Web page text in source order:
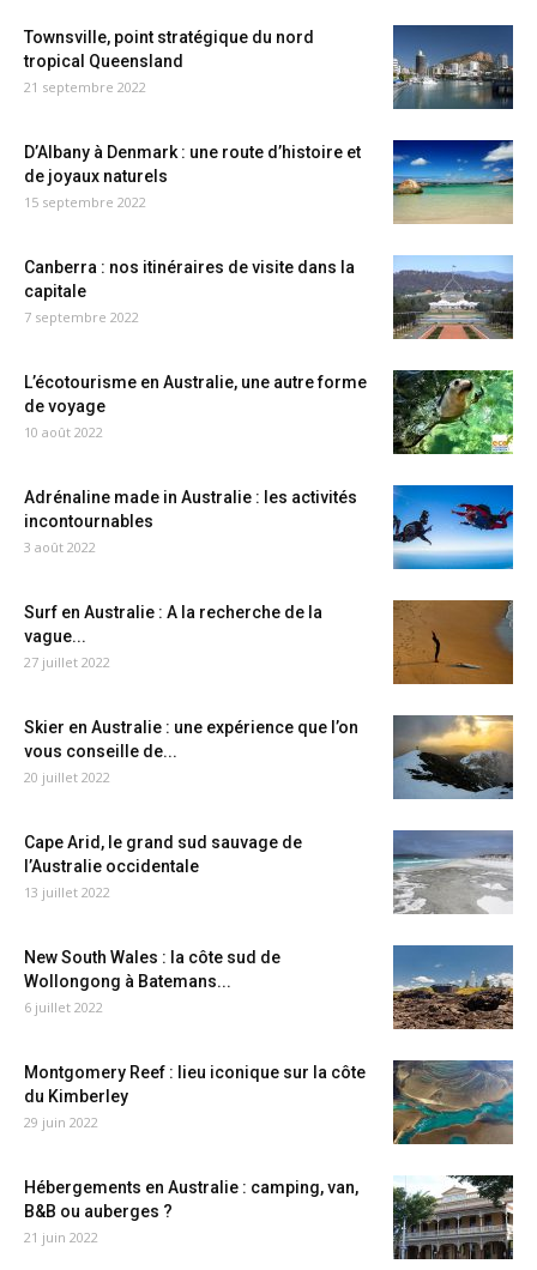
Townsville, point stratégique du nord
tropical Queensland
21 septembre 2022
D’Albany à Denmark : une route d’histoire et
de joyaux naturels
15 septembre 2022
Canberra : nos itinéraires de visite dans la
capitale
7 septembre 2022
L’écotourisme en Australie, une autre forme
de voyage
10 août 2022
Adrénaline made in Australie : les activités
incontournables
3 août 2022
Surf en Australie : A la recherche de la
vague...
27 juillet 2022
Skier en Australie : une expérience que l’on
vous conseille de...
20 juillet 2022
Cape Arid, le grand sud sauvage de
l’Australie occidentale
13 juillet 2022
New South Wales : la côte sud de
Wollongong à Batemans...
6 juillet 2022
Montgomery Reef : lieu iconique sur la côte
du Kimberley
29 juin 2022
Hébergements en Australie : camping, van,
B&B ou auberges ?
21 juin 2022